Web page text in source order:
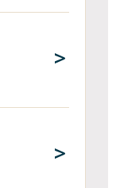
>
>